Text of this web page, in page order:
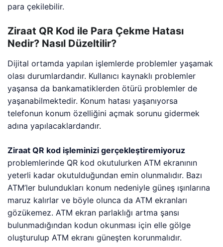
para çekilebilir.
Ziraat QR Kod ile Para Çekme Hatası
Nedir? Nasıl Düzeltilir?
Dijital ortamda yapılan işlemlerde problemler yaşamak
olası durumlardandır. Kullanıcı kaynaklı problemler
yaşansa da bankamatiklerden ötürü problemler de
yaşanabilmektedir. Konum hatası yaşanıyorsa
telefonun konum özelliğini açmak sorunu gidermek
adına yapılacaklardandır.
Ziraat QR kod işleminizi gerçekleştiremiyoruz
problemlerinde QR kod okutulurken ATM ekranının
yeterli kadar okutulduğundan emin olunmalıdır. Bazı
ATM’ler bulundukları konum nedeniyle güneş ışınlarına
maruz kalırlar ve böyle olunca da ATM ekranları
gözükemez. ATM ekran parlaklığı artma şansı
bulunmadığından kodun okunması için elle gölge
oluşturulup ATM ekranı güneşten korunmalıdır.